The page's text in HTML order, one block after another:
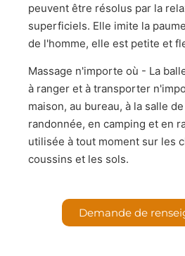
peuvent être résolus par la
superficiels. Elle imite la
de l'homme, elle est petite et
Massage n'importe où - La
à ranger et à transporter
maison, au bureau, à la salle
randonnée, en camping et en
utilisée à tout moment sur les
coussins et les sols.
Demande de